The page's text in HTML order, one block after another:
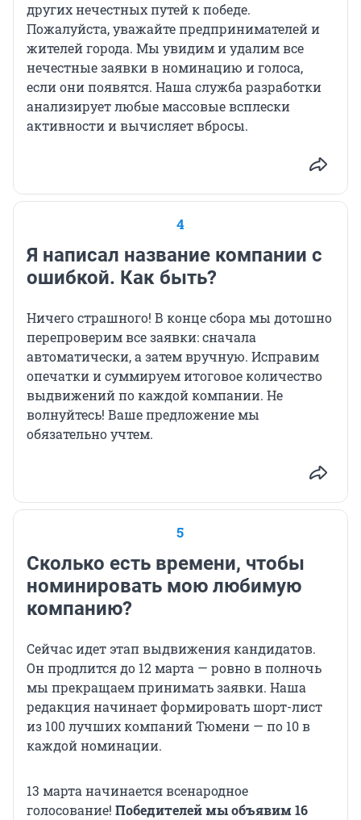
других нечестных путей к победе.
Пожалуйста, уважайте предпринимателей и
жителей города. Мы увидим и удалим все
нечестные заявки в номинацию и голоса,
если они появятся. Наша служба разработки
анализирует любые массовые всплески
активности и вычисляет вбросы.
4
Я написал название компании с
ошибкой. Как быть?
Ничего страшного! В конце сбора мы дотошно
перепроверим все заявки: сначала
автоматически, а затем вручную. Исправим
опечатки и суммируем итоговое количество
выдвижений по каждой компании. Не
волнуйтесь! Ваше предложение мы
обязательно учтем.
5
Сколько есть времени, чтобы
номинировать мою любимую
компанию?
Сейчас идет этап выдвижения кандидатов.
Он продлится до 12 марта — ровно в полночь
мы прекращаем принимать заявки. Наша
редакция начинает формировать шорт-лист
из 100 лучших компаний Тюмени — по 10 в
каждой номинации.
13 марта начинается всенародное
голосование! Победителей мы объявим 16